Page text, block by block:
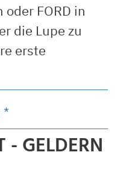
FORD in
die Lupe zu
erste
*
- GELDERN